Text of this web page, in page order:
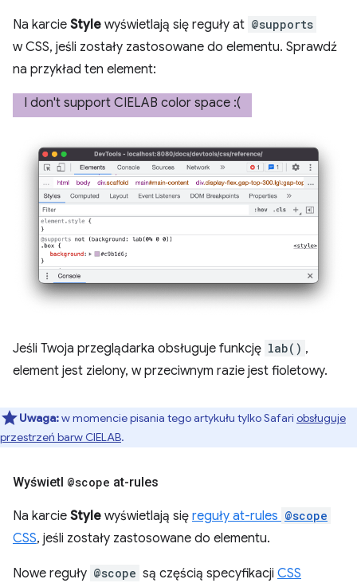
Na karcie Style wyświetlają się reguły at @supports
w CSS, jeśli zostały zastosowane do elementu. Sprawdź
na przykład ten element:
Jeśli Twoja przeglądarka obsługuje funkcję lab() ,
element jest zielony, w przeciwnym razie jest fioletowy.
Uwaga:w momencie pisania tego artykułu tylko Safari obsługuje
przestrzeń barw CIELAB.
Wyświetl @scope at-rules
Na karcie Style wyświetlają się reguły at-rules @scope
CSS, jeśli zostały zastosowane do elementu.
Nowe reguły @scope są częścią specyfikacji CSS